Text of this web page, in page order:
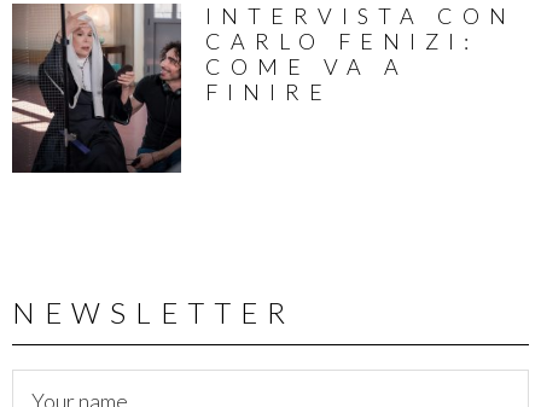
INTERVISTA CON
CARLO FENIZI:
COME VA A
FINIRE
NEWSLETTER